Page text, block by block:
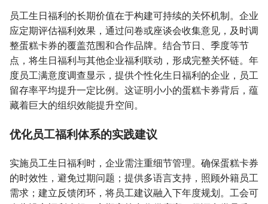
员工生日福利的长期价值在于构建可持续的关怀机制。企业
应定期评估福利效果，通过问卷或座谈会收集意见，及时调
整蛋糕卡券的覆盖范围和合作品牌。结合节日、季度等节
点，将生日福利与其他企业福利联动，形成完整关怀链。年
度员工满意度调查显示，提供个性化生日福利的企业，员工
留存率平均提升一定比例。这证明小小的蛋糕卡券背后，蕴
藏着巨大的组织效能提升空间。
优化员工福利体系的实践建议
实施员工生日福利时，企业需注重细节管理。确保蛋糕卡券
的时效性，避免过期问题；提供多语言支持，照顾外籍员工
需求；建立反馈闭环，将员工建议融入下年度规划。工会可